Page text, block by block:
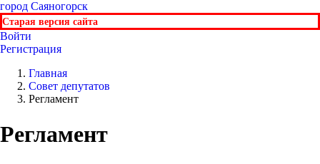
город Саяногорск
Старая версия сайта
Войти
Регистрация
Главная
Совет депутатов
Регламент
Регламент